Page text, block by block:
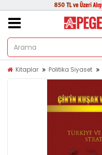
Kitaplar Politika Siyaset